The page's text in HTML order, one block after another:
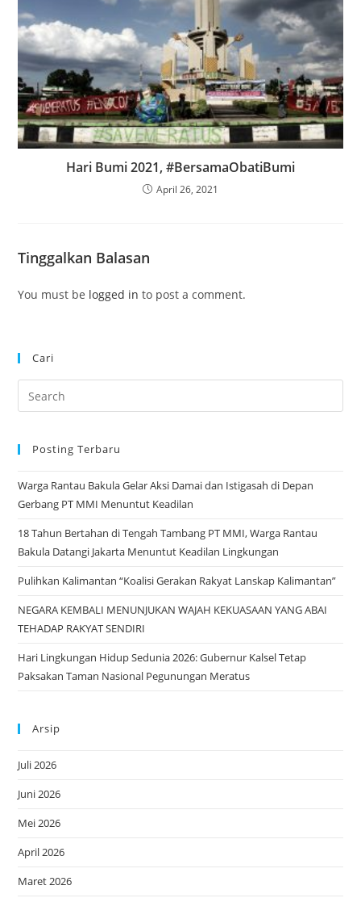
Hari Bumi 2021, #BersamaObatiBumi
April 26, 2021
Tinggalkan Balasan
You must be logged in to post a comment.
Cari
Posting Terbaru
Warga Rantau Bakula Gelar Aksi Damai dan Istigasah di Depan
Gerbang PT MMI Menuntut Keadilan
18 Tahun Bertahan di Tengah Tambang PT MMI, Warga Rantau
Bakula Datangi Jakarta Menuntut Keadilan Lingkungan
Pulihkan Kalimantan “Koalisi Gerakan Rakyat Lanskap Kalimantan”
NEGARA KEMBALI MENUNJUKAN WAJAH KEKUASAAN YANG ABAI
TEHADAP RAKYAT SENDIRI
Hari Lingkungan Hidup Sedunia 2026: Gubernur Kalsel Tetap
Paksakan Taman Nasional Pegunungan Meratus
Arsip
Juli 2026
Juni 2026
Mei 2026
April 2026
Maret 2026